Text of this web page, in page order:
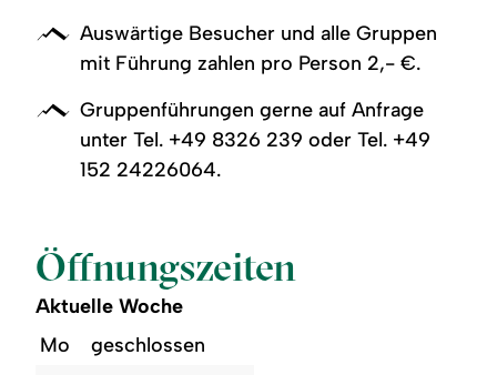
Auswärtige Besucher und alle Gruppen
mit Führung zahlen pro Person 2,- €.
Gruppenführungen gerne auf Anfrage
unter Tel. +49 8326 239 oder Tel. +49
152 24226064.
Öffnungszeiten
Aktuelle Woche
Mo
geschlossen